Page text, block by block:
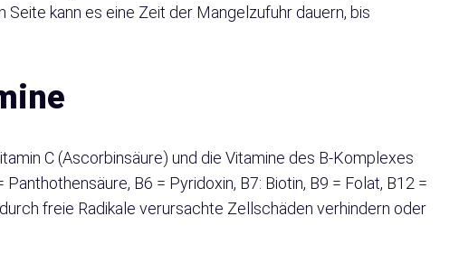
kann es eine Zeit der Mangelzufuhr dauern, bis
C (Ascorbinsäure) und die Vitamine des B-Komplexes
Panthothensäure, B6 = Pyridoxin, B7: Biotin, B9 = Folat, B12 =
freie Radikale verursachte Zellschäden verhindern oder